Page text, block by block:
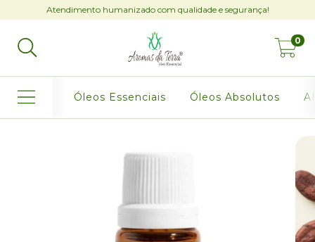
Atendimento humanizado com qualidade e segurança!
0
Óleos Essenciais Óleos Absolutos